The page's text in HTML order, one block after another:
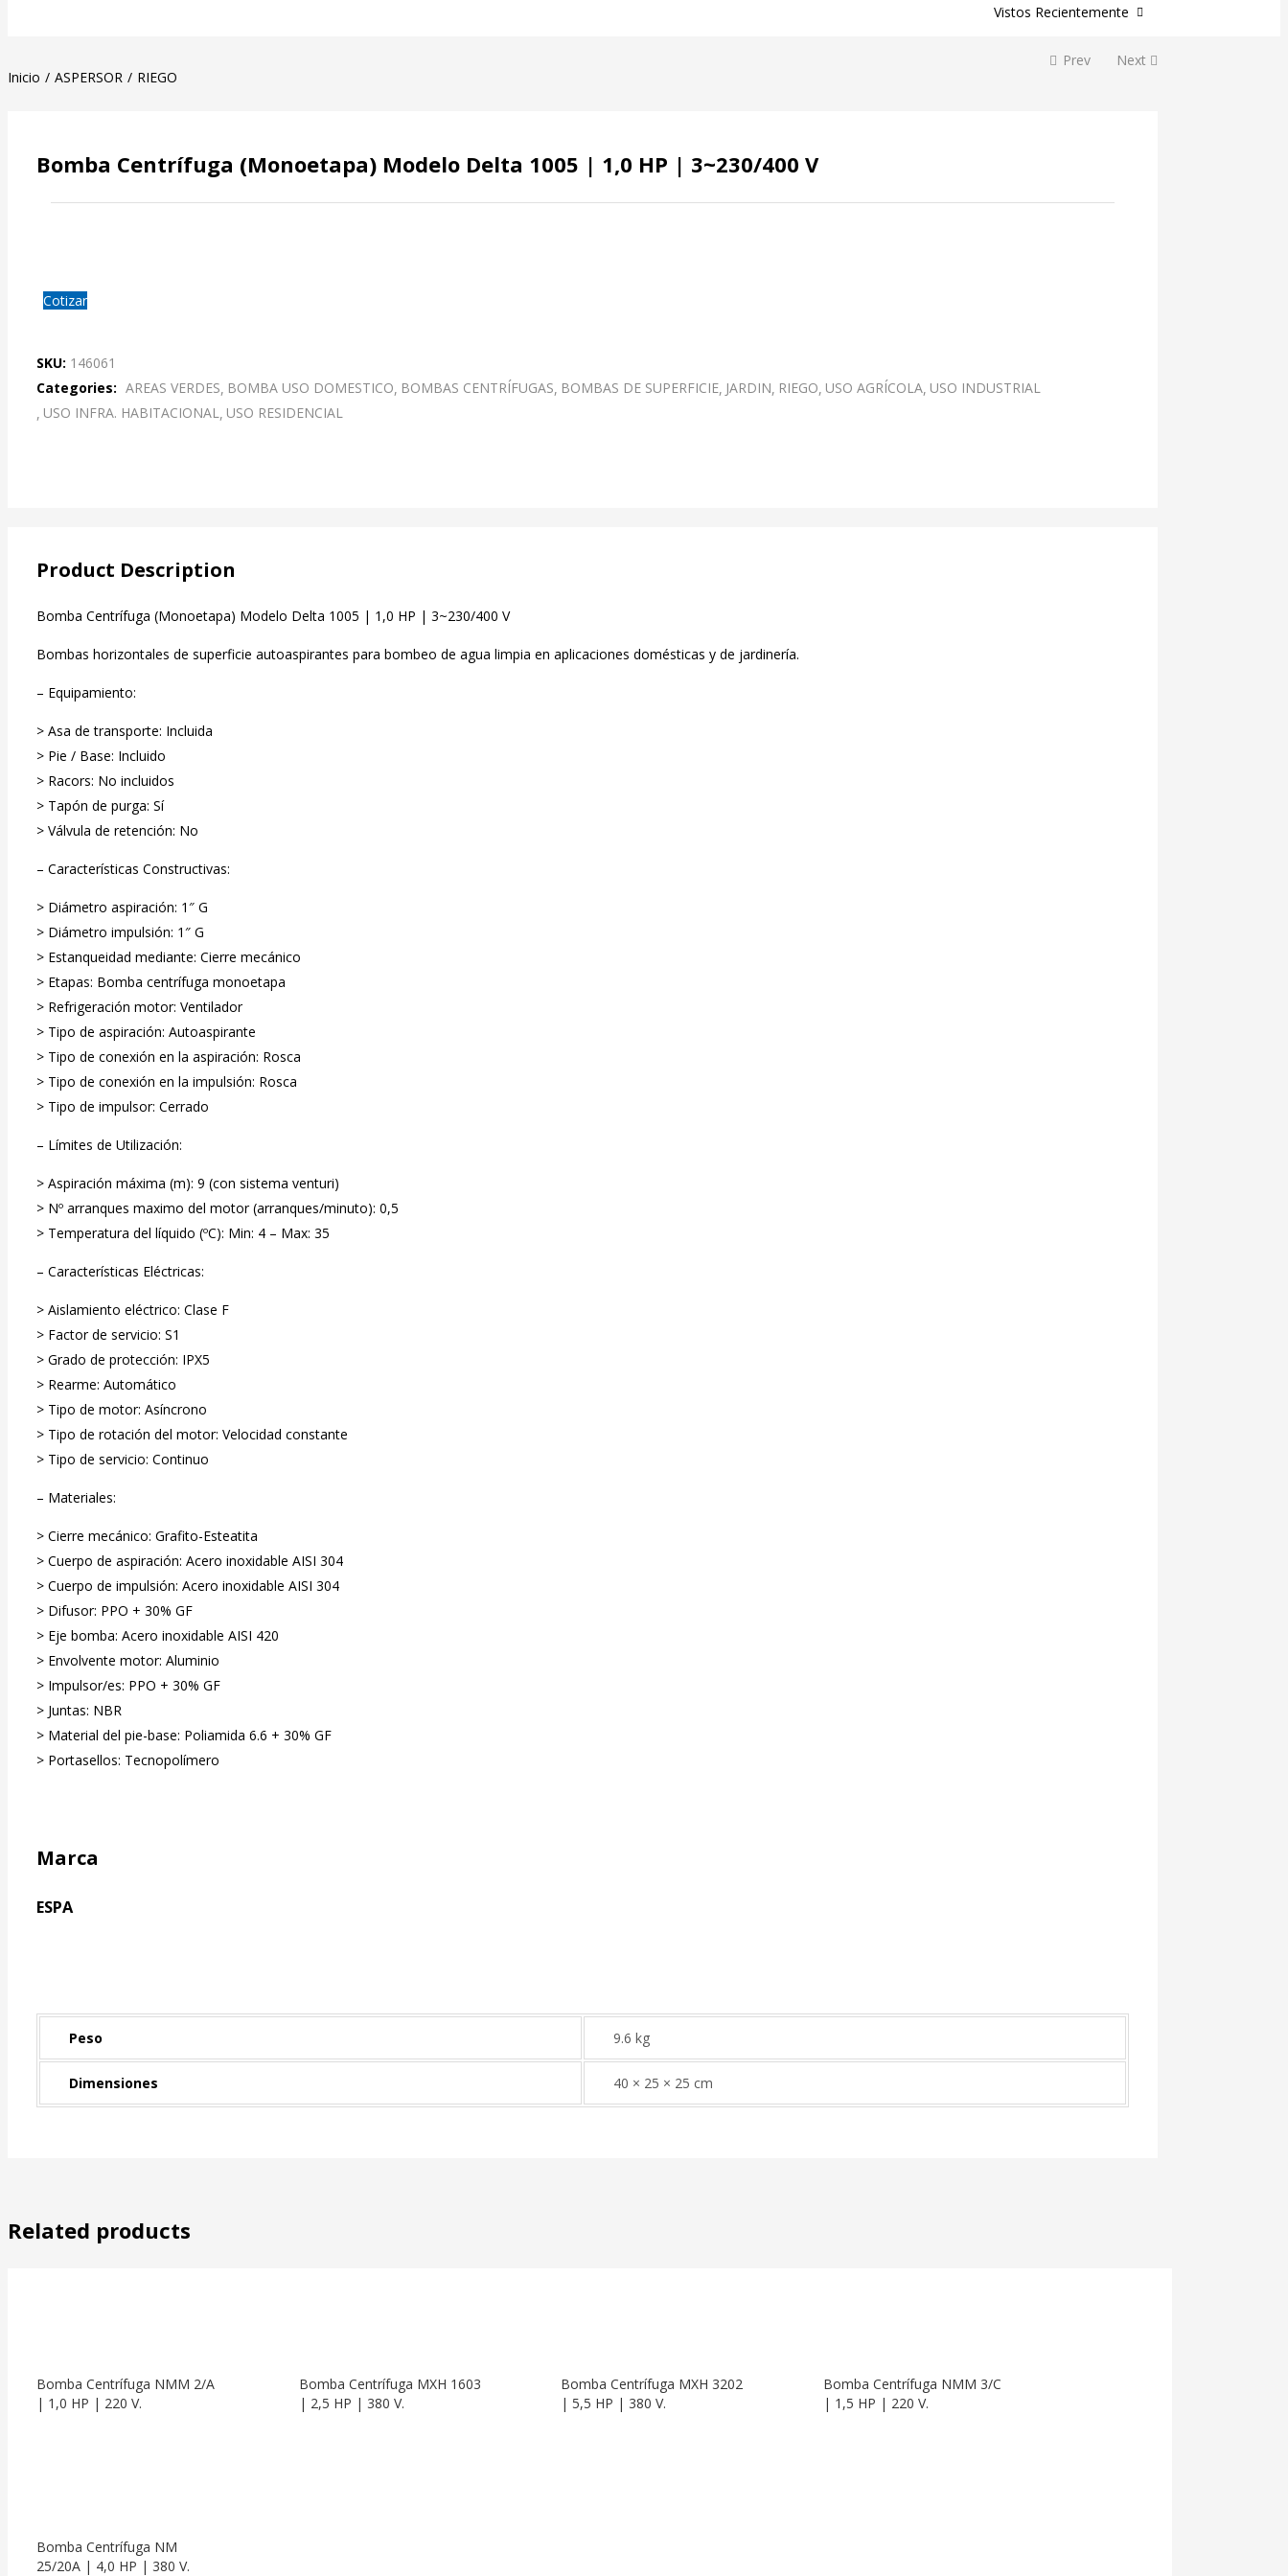
Vistos Recientemente
Inicio ASPERSOR RIEGO
Prev Next
Bomba Centrífuga (Monoetapa) Modelo Delta 1005 | 1,0 HP | 3~230/400 V
Cotizar
SKU: 146061
Categories: AREAS VERDES BOMBA USO DOMESTICO BOMBAS CENTRÍFUGAS BOMBAS DE SUPERFICIE JARDIN RIEGO USO AGRÍCOLA USO INDUSTRIAL
USO INFRA. HABITACIONAL USO RESIDENCIAL
Product Description
Bomba Centrífuga (Monoetapa) Modelo Delta 1005 | 1,0 HP | 3~230/400 V
Bombas horizontales de superficie autoaspirantes para bombeo de agua limpia en aplicaciones domésticas y de jardinería.
– Equipamiento:
> Asa de transporte: Incluida
> Pie / Base: Incluido
> Racors: No incluidos
> Tapón de purga: Sí
> Válvula de retención: No
– Características Constructivas:
> Diámetro aspiración: 1″ G
> Diámetro impulsión: 1″ G
> Estanqueidad mediante: Cierre mecánico
> Etapas: Bomba centrífuga monoetapa
> Refrigeración motor: Ventilador
> Tipo de aspiración: Autoaspirante
> Tipo de conexión en la aspiración: Rosca
> Tipo de conexión en la impulsión: Rosca
> Tipo de impulsor: Cerrado
– Límites de Utilización:
> Aspiración máxima (m): 9 (con sistema venturi)
> Nº arranques maximo del motor (arranques/minuto): 0,5
> Temperatura del líquido (ºC): Min: 4 – Max: 35
– Características Eléctricas:
> Aislamiento eléctrico: Clase F
> Factor de servicio: S1
> Grado de protección: IPX5
> Rearme: Automático
> Tipo de motor: Asíncrono
> Tipo de rotación del motor: Velocidad constante
> Tipo de servicio: Continuo
– Materiales:
> Cierre mecánico: Grafito-Esteatita
> Cuerpo de aspiración: Acero inoxidable AISI 304
> Cuerpo de impulsión: Acero inoxidable AISI 304
> Difusor: PPO + 30% GF
> Eje bomba: Acero inoxidable AISI 420
> Envolvente motor: Aluminio
> Impulsor/es: PPO + 30% GF
> Juntas: NBR
> Material del pie-base: Poliamida 6.6 + 30% GF
> Portasellos: Tecnopolímero
Marca
ESPA
Peso 9.6 kg
Dimensiones 40 × 25 × 25 cm
Related products
Bomba Centrífuga NMM 2/A
| 1,0 HP | 220 V.
Bomba Centrífuga MXH 1603
| 2,5 HP | 380 V.
Bomba Centrífuga MXH 3202
| 5,5 HP | 380 V.
Bomba Centrífuga NMM 3/C
| 1,5 HP | 220 V.
Bomba Centrífuga NM
25/20A | 4,0 HP | 380 V.